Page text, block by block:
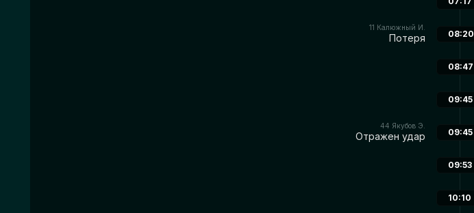
11 Калюжный И.
Потеря 08:20
08:47
09:45
44 Якубов Э.
Отражен удар 09:45
09:53
10:10